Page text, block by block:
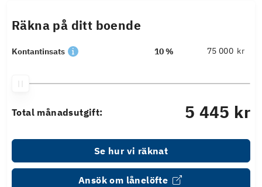
Räkna på ditt boende
Kontantinsats 10 % kr
Total månadsutgift: 5 445 kr
Se hur vi räknat
Ansök om lånelöfte